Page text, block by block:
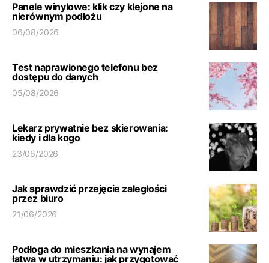
Panele winylowe: klik czy klejone na
nierównym podłożu
06/08/2026
Test naprawionego telefonu bez
dostępu do danych
05/08/2026
Lekarz prywatnie bez skierowania:
kiedy i dla kogo
23/06/2026
Jak sprawdzić przejęcie zaległości
przez biuro
21/06/2026
Podłoga do mieszkania na wynajem
łatwa w utrzymaniu: jak przygotować